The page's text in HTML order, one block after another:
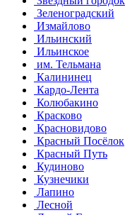
Зеленоградский
Измайлово
Ильинский
Ильинское
им. Тельмана
Калининец
Кардо-Лента
Колюбакино
Красково
Красновидово
Красный Посёлок
Красный Путь
Кудиново
Кузнечики
Лапино
Лесной